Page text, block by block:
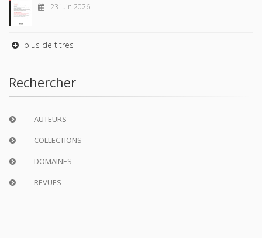
23 juin 2026
plus de titres
Rechercher
AUTEURS
COLLECTIONS
DOMAINES
REVUES